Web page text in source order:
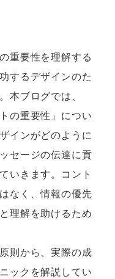
重要性を理解する
するデザインのた
本ブログでは、
の重要性」につい
インがどのように
セージの伝達に貢
いきます。コント
なく、情報の優先
理解を助けるため
則から、実際の成
ックを解説してい